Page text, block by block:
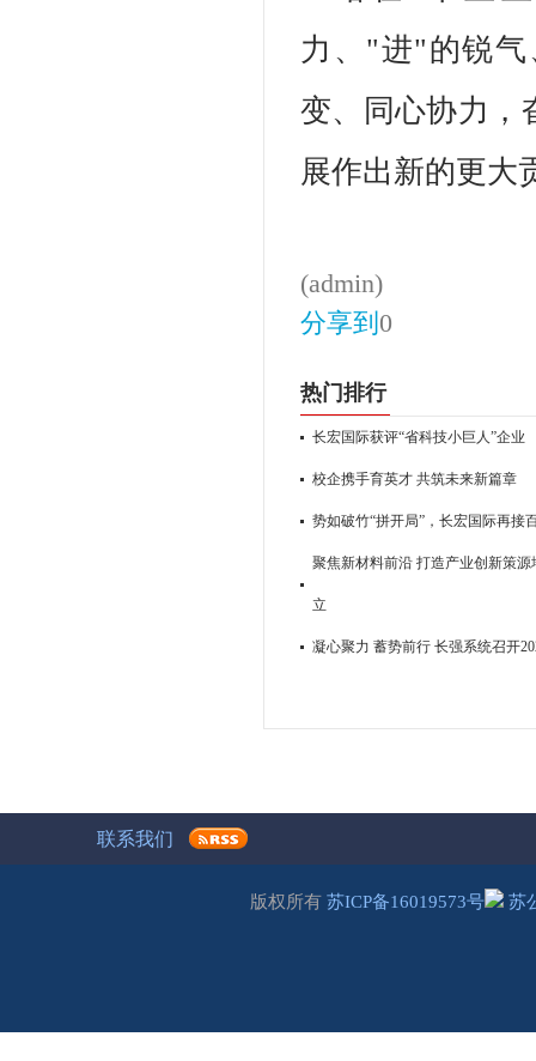
力、"进"的锐
变、同心协力，
展作出新的更大
(admin)
分享到 0
热门排行
长宏国际获评“省科技小巨人”企业
校企携手育英才 共筑未来新篇章
势如破竹“拼开局”，长宏国际再接
聚焦新材料前沿 打造产业创新策
立
凝心聚力 蓄势前行 长强系统召开
联系我们
版权所有 苏ICP备16019573号 苏